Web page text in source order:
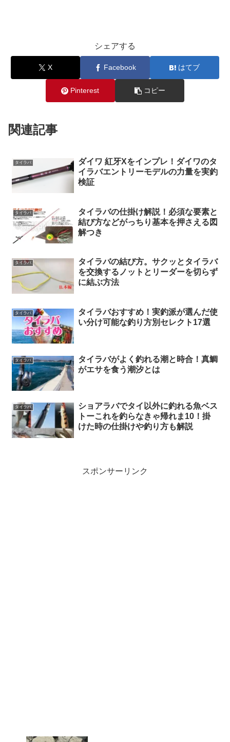
シェアする
X Facebook はてブ
Pinterest コピー
関連記事
タイラバ
ダイワ 紅牙Xをインプレ！ダイワのタ
イラバエントリーモデルの力量を実釣
検証
タイラバ
タイラバの仕掛け解説！必須な要素と
結び方などがっちり基本を押さえる図
解つき
タイラバ
タイラバの結び方。サクッとタイラバ
を交換するノットとリーダーを切らず
に結ぶ方法
タイラバ
タイラバおすすめ！実釣派が選んだ使
い分け可能な釣り方別セレクト17選
タイラバ
タイラバがよく釣れる潮と時合！真鯛
がエサを食う潮汐とは
タイラバ
ショアラバでタイ以外に釣れる魚ベス
トーこれを釣らなきゃ帰れま10！掛
けた時の仕掛けや釣り方も解説
スポンサーリンク